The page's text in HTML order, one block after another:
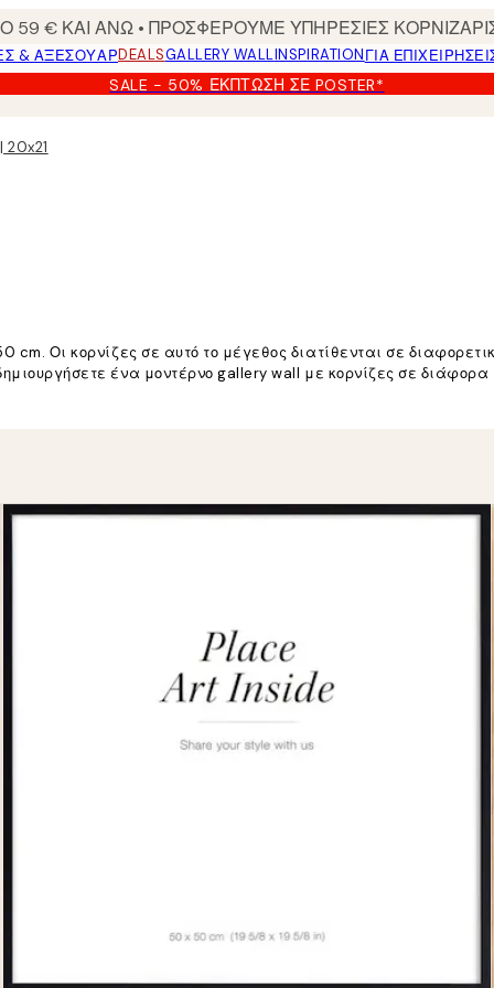
€ ΚΑΙ ΑΝΩ • ΠΡΟΣΦΕΡΟΥΜΕ ΥΠΗΡΕΣΙΕΣ
& ΑΞΕΣΟΥΆΡDEALSGALLERY WALLINSPIRATIONΓΙΑ
SALE - 50% ΈΚΠΤΩΣΗ ΣΕ POSTER*
cm. Οι κορνίζες σε αυτό το μέγεθος διατίθενται σε
ένα μοντέρνο gallery wall με κορνίζες σε